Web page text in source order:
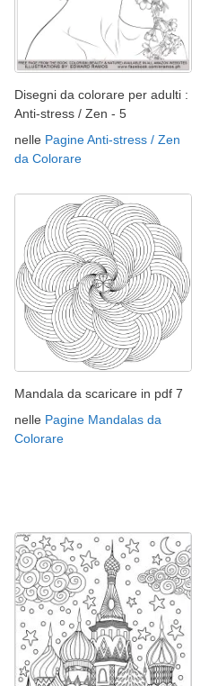
Disegni da colorare per adulti :
Anti-stress / Zen - 5
nelle Pagine Anti-stress / Zen
da Colorare
Mandala da scaricare in pdf 7
nelle Pagine Mandalas da
Colorare